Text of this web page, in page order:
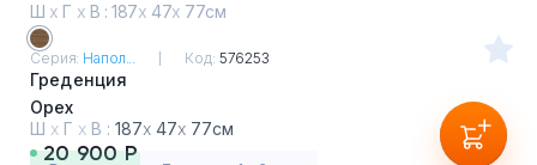
Ш х Г х В : 187х 47х 77см
Серия: Напол... Код: 576253
Греденция
Орех
Ш х Г х В : 187х 47х 77см
20 900 Р